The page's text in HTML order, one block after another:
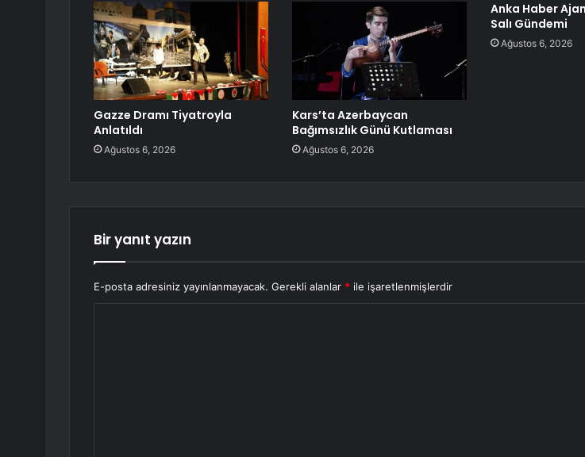
Gazze Dramı Tiyatroyla
Anlatıldı
Ağustos 6, 2026
Kars’ta Azerbaycan
Bağımsızlık Günü Kutlaması
Ağustos 6, 2026
Anka Haber
Salı Gündemi
Ağustos 6, 2026
Bir yanıt yazın
E-posta adresiniz yayınlanmayacak. Gerekli alanlar * ile işaretlenmişlerdir